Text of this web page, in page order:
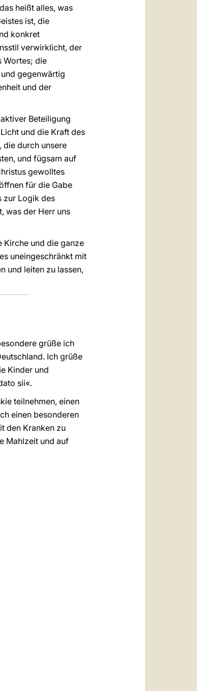
heißt alles, was
ist, die
konkret
verwirklicht, der
Wortes; die
gegenwärtig
und der
Beteiligung
und die Kraft des
die durch unsere
und fügsam auf
gewolltes
für die Gabe
zur Logik des
was der Herr uns
Kirche und die ganze
uneingeschränkt mit
und leiten zu lassen,
grüße ich
Ich grüße
Kinder und
sii«.
teilnehmen, einen
einen besonderen
den Kranken zu
Mahlzeit und auf